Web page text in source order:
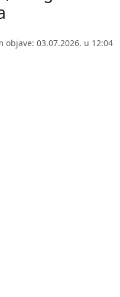
objave: 03.07.2026. u 12:04